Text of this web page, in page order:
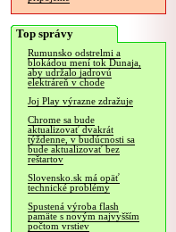
Top správy
Rumunsko odstrelmi a
blokádou mení tok Dunaja,
aby udržalo jadrovú
elektráreň v chode
Joj Play výrazne zdražuje
Chrome sa bude
aktualizovať dvakrát
týždenne, v budúcnosti sa
bude aktualizovať bez
reštartov
Slovensko.sk má opäť
technické problémy
Spustená výroba flash
pamäte s novým najvyšším
počtom vrstiev